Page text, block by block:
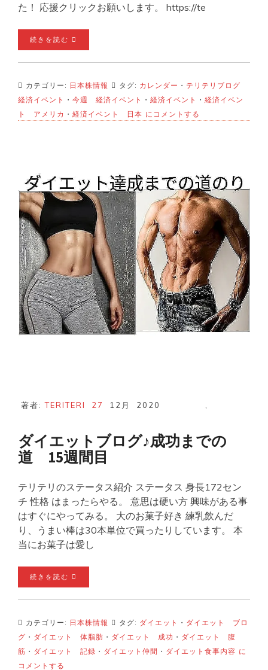
た！ 応援クリックお願いします。 https://te
続きを読む
カテゴリー: 日本株情報 タグ: カレンダー ・ テリテリブログ
経済イベント ・ 今週 経済イベント ・ 経済イベント ・ 経済イベン
ト アメリカ ・ 経済イベント 日本 今
週
ト
カ
ン
ダ
ー
にコメントする
著者:TERITERI 27 12月 2020
ダイエットブログ♪成功までの
道 15週間目
テリテリのステータス紹介 ステータス 身長172セン
チ 性格 はまったらやる。 意思は硬い方 興味がある事
はすぐにやってみる。 大のお菓子好き 練乳飲んだ
り、うまい棒は30本単位で買ったりしています。 本
当にお菓子は愛し
続きを読む
カテゴリー: 日本株情報 タグ: ダイエット ・ ダイエット ブロ
グ ・ ダイエット 体脂肪 ・ ダイエット 成功 ・ ダイエット 腹
筋 ・ ダイエット 記録 ・ ダイエット仲間 ・ ダイエット食事内容 ダ
に
コメントする